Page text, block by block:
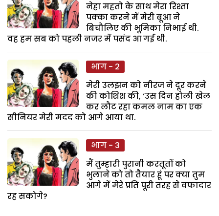
नेहा महतो के साथ मेरा रिश्ता
पक्का करने में मेरी बूआ ने
बिचौलिए की भूमिका निभाई थी.
वह हम सब को पहली नजर में पसंद आ गई थी.
भाग - 2
मेरी उलझन को नीरज ने दूर करने
की कोशिश की, ‘उस दिन होली खेल
कर लौट रहा कमल नाम का एक
सीनियर मेरी मदद को आगे आया था.
भाग - 3
मैं तुम्हारी पुरानी करतूतों को
भुलाने को तो तैयार हूं पर क्या तुम
आगे में मेरे प्रति पूरी तरह से वफादार
रह सकोगे?